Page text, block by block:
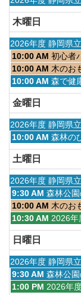
1st
2026
曜
日,
4
月
1st
2026
木曜日
水
曜
日,
4
月
1st
2026
2026年度 静岡県
木
曜
日,
8
月
20th
2026
10:00 AM 初心者
木
曜
日,
8
月
20th
2026
10:00 AM 木のお
木
曜
日,
8
月
20th
2026
10:00 AM 森で健
金曜日
水
曜
日,
4
月
1st
2026
2026年度 静岡県
金
曜
日,
8
月
21st
2026
10:00 AM 森林の
土曜日
水
曜
日,
4
月
1st
2026
2026年度 静岡県
土
曜
日,
8
月
22nd
2026
9:30 AM 森林公園
土
曜
日,
8
月
22nd
2026
10:00 AM 木のお
土
曜
日,
8
月
22nd
2026
10:30 AM 2026年
日曜日
水
曜
日,
2026年度 静岡県
日
曜
9:30 AM 森林公園
日
1:00 PM 2026年